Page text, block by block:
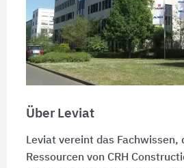
Über Leviat
Leviat vereint das Fachwissen,
Ressourcen von CRH